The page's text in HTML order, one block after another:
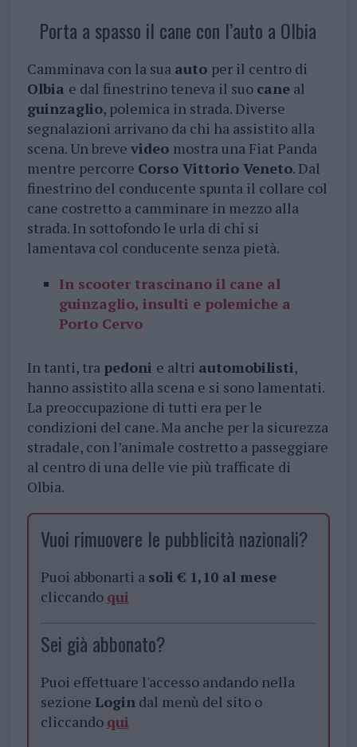
Porta a spasso il cane con l’auto a Olbia
Camminava con la sua auto per il centro di
Olbia e dal finestrino teneva il suo caneal
guinzaglio, polemica in strada. Diverse
segnalazioni arrivano da chi ha assistito alla
scena. Un breve video mostra una Fiat Panda
mentre percorre Corso Vittorio Veneto. Dal
finestrino del conducente spunta il collare col
cane costretto a camminare in mezzo alla
strada. In sottofondo le urla di chi si
lamentava col conducente senza pietà.
In scooter trascinano il cane al
guinzaglio, insulti e polemiche a
Porto Cervo
In tanti, tra pedoni e altri automobilisti,
hanno assistito alla scena e si sono lamentati.
La preoccupazione di tutti era per le
condizioni del cane. Ma anche per la sicurezza
stradale, con l’animale costretto a passeggiare
al centro di una delle vie più trafficate di
Olbia.
Vuoi rimuovere le pubblicità nazionali?
Puoi abbonarti a soli € 1,10 al mese
cliccando qui
Sei già abbonato?
Puoi effettuare l'accesso andando nella
sezione Logindal menù del sito o
cliccando qui